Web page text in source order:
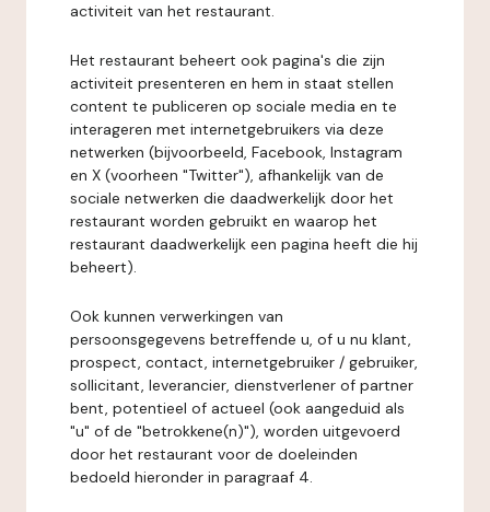
activiteit van het restaurant.
Het restaurant beheert ook pagina's die zijn
activiteit presenteren en hem in staat stellen
content te publiceren op sociale media en te
interageren met internetgebruikers via deze
netwerken (bijvoorbeeld, Facebook, Instagram
en X (voorheen "Twitter"), afhankelijk van de
sociale netwerken die daadwerkelijk door het
restaurant worden gebruikt en waarop het
restaurant daadwerkelijk een pagina heeft die hij
beheert).
Ook kunnen verwerkingen van
persoonsgegevens betreffende u, of u nu klant,
prospect, contact, internetgebruiker / gebruiker,
sollicitant, leverancier, dienstverlener of partner
bent, potentieel of actueel (ook aangeduid als
"u" of de "betrokkene(n)"), worden uitgevoerd
door het restaurant voor de doeleinden
bedoeld hieronder in paragraaf 4.